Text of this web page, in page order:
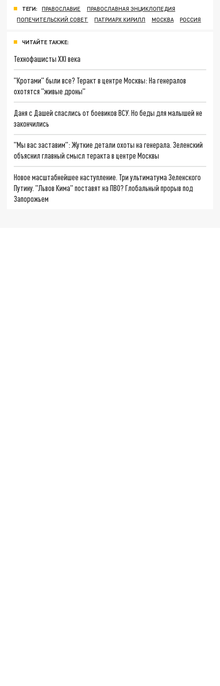
ТЕГИ: ПРАВОСЛАВИЕ
ПРАВОСЛАВНАЯ ЭНЦИКЛОПЕДИЯ
ПОПЕЧИТЕЛЬСКИЙ СОВЕТ
ПАТРИАРХ КИРИЛЛ МОСКВА РОССИЯ
ЧИТАЙТЕ ТАКЖЕ:
Технофашисты XXI века
"Кротами" были все? Теракт в центре Москвы: На генералов
охотятся "живые дроны"
Даня с Дашей спаслись от боевиков ВСУ. Но беды для малышей не
закончились
"Мы вас заставим": Жуткие детали охоты на генерала. Зеленский
объяснил главный смысл теракта в центре Москвы
Новое масштабнейшее наступление. Три ультиматума Зеленского
Путину. "Львов Кима" поставят на ПВО? Глобальный прорыв под
Запорожьем